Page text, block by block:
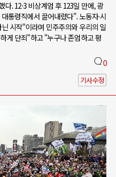
. 12·3 비상계엄 후 123일 만에, 광
통령직에서 끌어내렸다". 노동자∙시
시작"이라며 민주주의와 우리의 일
게 단죄"하고 "누구나 존엄하고 평
0
기사수정